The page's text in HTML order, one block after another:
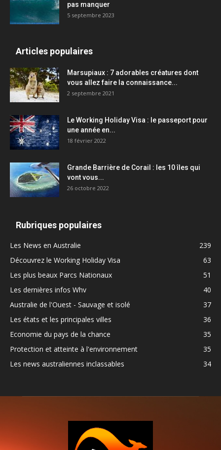
pas manquer
5 septembre 2023
Articles populaires
Marsupiaux : 7 adorables créatures dont
vous allez faire la connaissance...
2 septembre 2021
Le Working Holiday Visa : le passeport pour
une année en...
18 février 2022
Grande Barrière de Corail : les 10 îles qui
vont vous...
26 octobre 2022
Rubriques populaires
Les News en Australie
239
Découvrez le Working Holiday Visa
63
Les plus beaux Parcs Nationaux
51
Les dernières infos Whv
40
Australie de l'Ouest - Sauvage et isolé
37
Les états et les principales villes
36
Economie du pays de la chance
35
Protection et atteinte à l'environnement
35
Les news australiennes inclassables
34